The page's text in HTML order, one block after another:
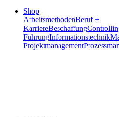
Shop
ArbeitsmethodenBeruf +
KarriereBeschaffung
FührungInformationstechnik
Projektmanagement